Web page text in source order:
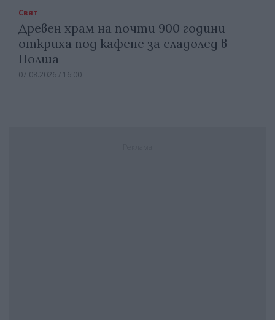
Свят
Древен храм на почти 900 години
откриха под кафене за сладолед в
Полша
07.08.2026 / 16:00